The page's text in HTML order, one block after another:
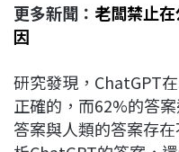
更多新聞： 老闆禁止
因
研究發現，ChatGPT
正確的，而62%的答
答案與人類的答案存